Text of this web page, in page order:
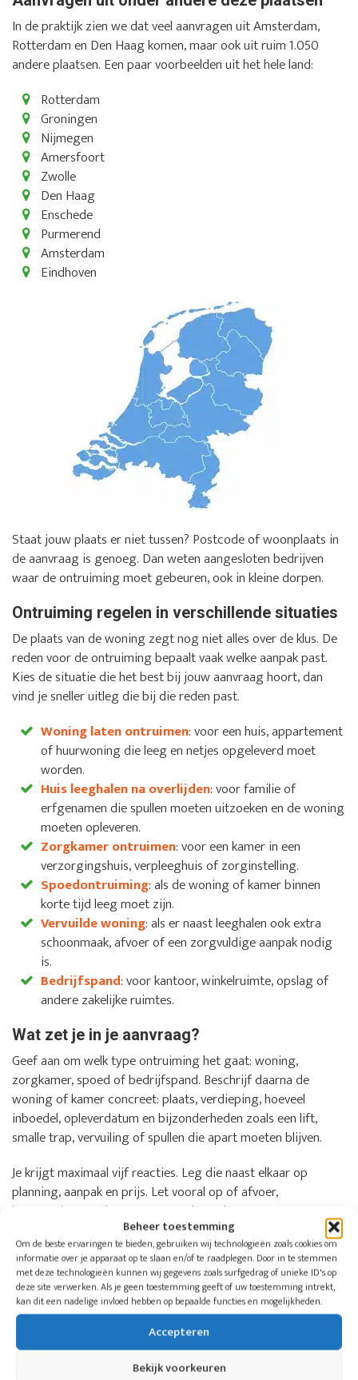
Beheer toestemming
Om de beste ervaringen te bieden, gebruiken wij technologieën zoals cookies om
informatie over je apparaat op te slaan en/of te raadplegen. Door in te stemmen
met deze technologieën kunnen wij gegevens zoals surfgedrag of unieke ID's op
deze site verwerken. Als je geen toestemming geeft of uw toestemming intrekt,
kan dit een nadelige invloed hebben op bepaalde functies en mogelijkheden.
Accepteren
Bekijk voorkeuren
In de praktijk zien we dat veel aanvragen uit Amsterdam,
Rotterdam en Den Haag komen, maar ook uit ruim 1.050
andere plaatsen. Een paar voorbeelden uit het hele land:
Rotterdam
Groningen
Nijmegen
Amersfoort
Zwolle
Den Haag
Enschede
Purmerend
Amsterdam
Eindhoven
Staat jouw plaats er niet tussen? Postcode of woonplaats in
de aanvraag is genoeg. Dan weten aangesloten bedrijven
waar de ontruiming moet gebeuren, ook in kleine dorpen.
Ontruiming regelen in verschillende situaties
De plaats van de woning zegt nog niet alles over de klus. De
reden voor de ontruiming bepaalt vaak welke aanpak past.
Kies de situatie die het best bij jouw aanvraag hoort, dan
vind je sneller uitleg die bij die reden past.
Woning laten ontruimen: voor een huis, appartement
of huurwoning die leeg en netjes opgeleverd moet
worden.
Huis leeghalen na overlijden: voor familie of
erfgenamen die spullen moeten uitzoeken en de woning
moeten opleveren.
Zorgkamer ontruimen: voor een kamer in een
verzorgingshuis, verpleeghuis of zorginstelling.
Spoedontruiming: als de woning of kamer binnen
korte tijd leeg moet zijn.
Vervuilde woning: als er naast leeghalen ook extra
schoonmaak, afvoer of een zorgvuldige aanpak nodig
is.
Bedrijfspand: voor kantoor, winkelruimte, opslag of
andere zakelijke ruimtes.
Wat zet je in je aanvraag?
Geef aan om welk type ontruiming het gaat: woning,
zorgkamer, spoed of bedrijfspand. Beschrijf daarna de
woning of kamer concreet: plaats, verdieping, hoeveel
inboedel, opleverdatum en bijzonderheden zoals een lift,
smalle trap, vervuiling of spullen die apart moeten blijven.
Je krijgt maximaal vijf reacties. Leg die naast elkaar op
planning, aanpak en prijs. Let vooral op of afvoer,
bezemschoon opleveren, eventuele opslag en extra
schoonmaak in de offerte staan.
Wil je weten welke aangesloten bedrijven
in jouw regio kunnen helpen?
Doe één aanvraag voor een woning, zorgkamer of
bedrijfspand. De Woningontruimers koppelt je aan
maximaal vijf ontruimingsbedrijven in jouw regio.